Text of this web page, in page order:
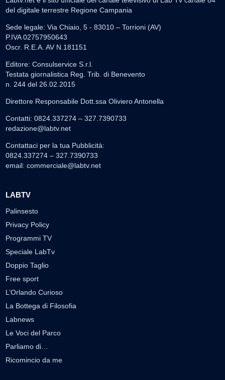
del digitale terrestre Regione Campania
Sede legale: Via Chiaio, 5 - 83010 – Torrioni (AV)
P.IVA 02757950643
Oscr. R.E.A. AV N.181151
Editore: Consulservice S.r.l.
Testata giornalistica Reg. Trib. di Benevento
n. 244 del 26.02.2015
Direttore Responsabile Dott.ssa Oliviero Antonella
Contatti: 0824.337274 – 327.7390733
redazione@labtv.net
Contattaci per la tua Pubblicità:
0824.337274 – 327.7390733
email: commerciale@labtv.net
LABTV
Palinsesto
Privacy Policy
Programmi TV
Speciale LabTv
Doppio Taglio
Free sport
L’Orlando Curioso
La Bottega di Filosofia
Labnews
Le Voci del Parco
Parliamo di…
Ricomincio da me